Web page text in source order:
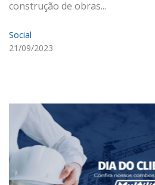
construção de obras...
Social
21/09/2023